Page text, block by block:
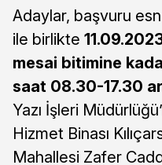
Adaylar, başvuru
ile birlikte
mesai bitimine
saat 08.30-17.30
Yazı İşleri
Hizmet Binası
Mahallesi Zafer